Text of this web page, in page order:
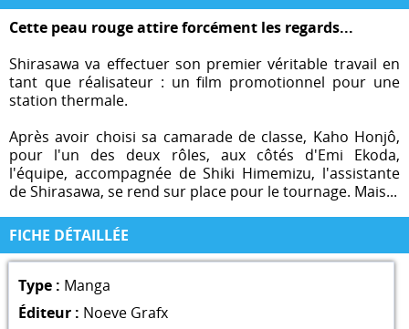
Cette peau rouge attire forcément les regards...
Shirasawa va effectuer son premier véritable travail en
tant que réalisateur : un film promotionnel pour une
station thermale.
Après avoir choisi sa camarade de classe, Kaho Honjô,
pour l'un des deux rôles, aux côtés d'Emi Ekoda,
l'équipe, accompagnée de Shiki Himemizu, l'assistante
de Shirasawa, se rend sur place pour le tournage. Mais...
FICHE DÉTAILLÉE
Type : Manga
Éditeur : Noeve Grafx